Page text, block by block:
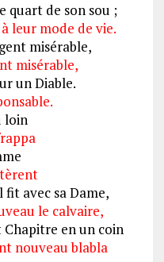
quart de son sou ;
leur mode de vie.
misérable,
misérable,
un Diable.
loin
avec sa Dame,
le calvaire,
en un coin
nouveau blabla